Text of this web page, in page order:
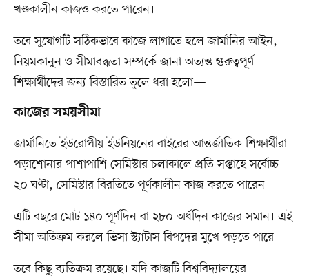
খণ্ডকালীন কাজও করতে পারেন।
তবে সুযোগটি সঠিকভাবে কাজে লাগাতে হলে জার্মানির আইন,
নিয়মকানুন ও সীমাবদ্ধতা সম্পর্কে জানা অত্যন্ত গুরুত্বপূর্ণ।
শিক্ষার্থীদের জন্য বিস্তারিত তুলে ধরা হলো—
কাজের সময়সীমা
জার্মানিতে ইউরোপীয় ইউনিয়নের বাইরের আন্তর্জাতিক শিক্ষার্থীরা
পড়াশোনার পাশাপাশি সেমিস্টার চলাকালে প্রতি সপ্তাহে সর্বোচ্চ
২০ ঘণ্টা, সেমিস্টার বিরতিতে পূর্ণকালীন কাজ করতে পারেন।
এটি বছরে মোট ১৪০ পূর্ণদিন বা ২৮০ অর্ধদিন কাজের সমান। এই
সীমা অতিক্রম করলে ভিসা স্ট্যাটাস বিপদের মুখে পড়তে পারে।
তবে কিছু ব্যতিক্রম রয়েছে। যদি কাজটি বিশ্ববিদ্যালয়ের